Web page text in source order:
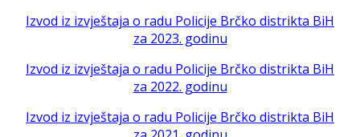
Izvod iz izvještaja o radu Policije Brčko distrikta BiH
za 2023. godinu
Izvod iz izvještaja o radu Policije Brčko distrikta BiH
za 2022. godinu
Izvod iz izvještaja o radu Policije Brčko distrikta BiH